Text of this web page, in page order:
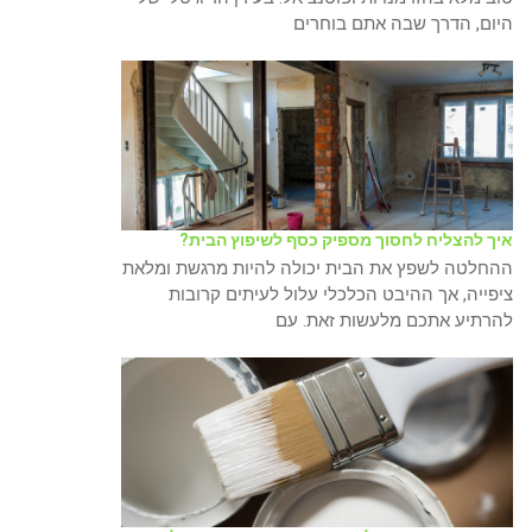
היום, הדרך שבה אתם בוחרים
איך להצליח לחסוך מספיק כסף לשיפוץ הבית?
ההחלטה לשפץ את הבית יכולה להיות מרגשת ומלאת
ציפייה, אך ההיבט הכלכלי עלול לעיתים קרובות
להרתיע אתכם מלעשות זאת. עם